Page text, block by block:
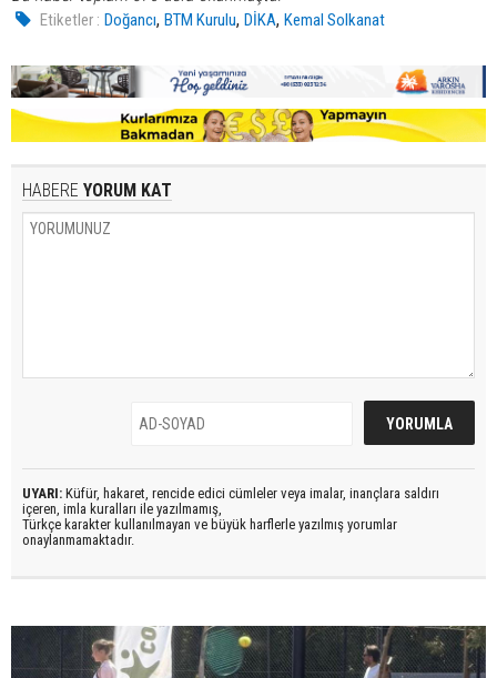
Etiketler : Doğancı,BTM Kurulu,DİKA,Kemal Solkanat
HABERE YORUM KAT
UYARI: Küfür, hakaret, rencide edici cümleler veya imalar, inançlara saldırı
içeren, imla kuralları ile yazılmamış,
Türkçe karakter kullanılmayan ve büyük harflerle yazılmış yorumlar
onaylanmamaktadır.